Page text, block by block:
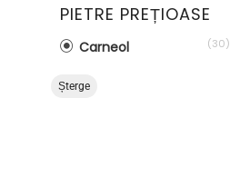
PIETRE PREȚIOASE
Carneol (30)
Șterge